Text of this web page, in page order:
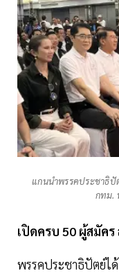
แกนนำพรรคประชาธิปั
กทม.
เปิดครบ 50 ผู้สมัคร
พรรคประชาธิปัตย์ไ